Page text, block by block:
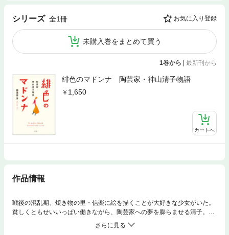
シリーズ 全1冊 お気に入り登録
未購入巻をまとめて買う
1巻から | 最新刊から
緋色のマドンナ 陶芸家・神山清子物語
1,650
カートへ
作品情報
戦後の混乱期、焼き物の里・信楽に絵を描くことが大好きな少女がいた。
貧しくともせいいっぱい働きながら、陶芸家への夢を膨らませる清子。だ
が、弟子入りを志願して窯元をまわっても「女には無理や」と断られてば
かり。それでも果敢に挑戦をつづけ、ついに夢の世界へと飛び込んでいく